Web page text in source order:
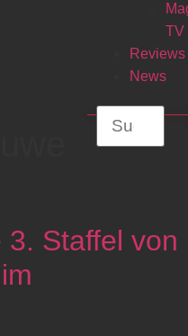
TV
Reviews
News
Staffel von